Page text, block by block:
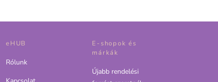
eHUB
Rólunk
E-shopok és
márkák
Újabb rendelési